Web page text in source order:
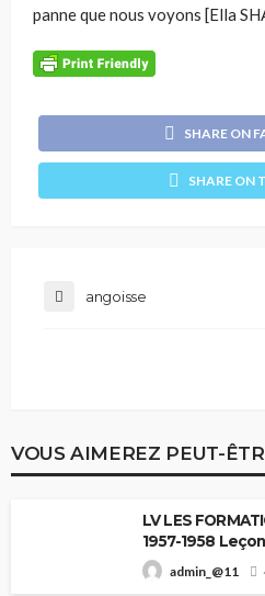
panne que nous voyons [Ella
SHARE ON
SHARE ON
angoisse
VOUS AIMEREZ PEUT-
LV LES
1957-1958
admin_@11